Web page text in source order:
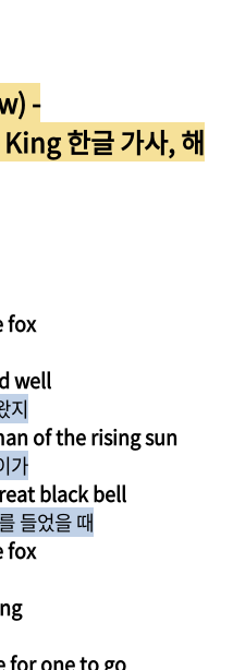
-
한글 가사, 해
fox
well
지
of the rising sun
가
black bell
들었을 때
fox
for one to go